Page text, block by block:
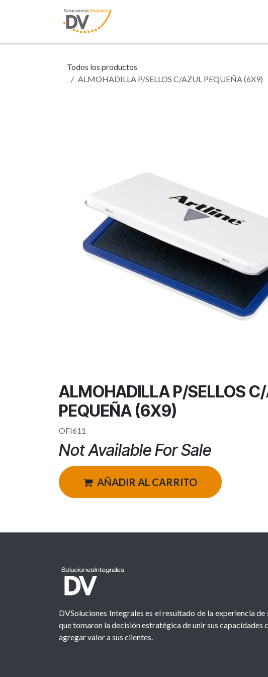
Todos los productos
ALMOHADILLA P/SELLOS C/AZUL PEQUEÑA (6X9)
ALMOHADILLA P/SELLOS
PEQUEÑA (6X9)
OFI611
Not Available For Sale
AÑADIR AL CARRITO
DVSoluciones Integrales es el resultado de la experiencia
que tomaron la decisión estratégica de unir sus capacidades
agregar valor a sus clientes.